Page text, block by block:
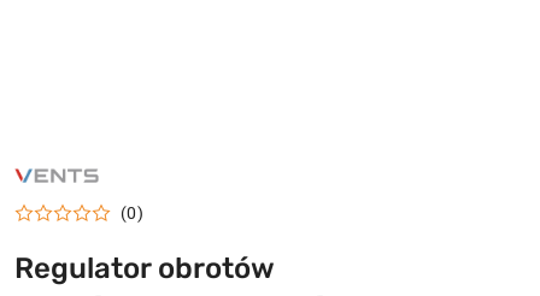
NAZWA
PRODUCENTA:
VENTS
(0)
Regulator obrotów